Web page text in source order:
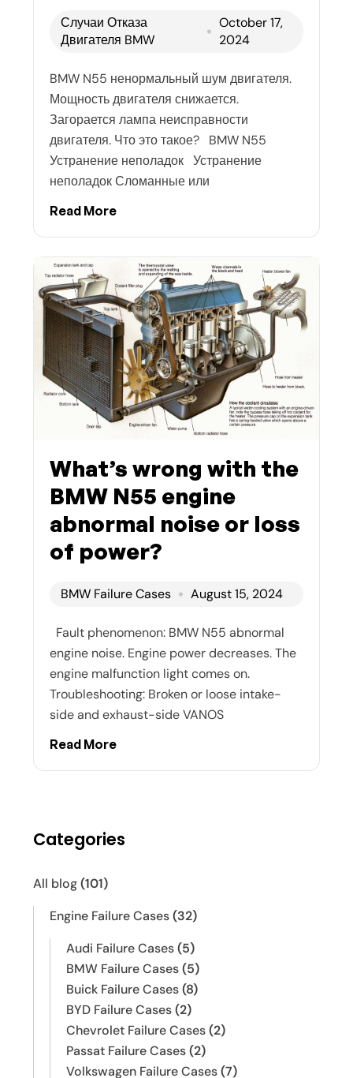
Случаи Отказа
Двигателя BMW
October 17,
2024
BMW N55 ненормальный шум двигателя.
Мощность двигателя снижается.
Загорается лампа неисправности
двигателя. Что это такое? BMW N55
Устранение неполадок Устранение
неполадок Сломанные или
Read More
What’s wrong with the
BMW N55 engine
abnormal noise or loss
of power?
BMW Failure Cases August 15, 2024
Fault phenomenon: BMW N55 abnormal
engine noise. Engine power decreases. The
engine malfunction light comes on.
Troubleshooting: Broken or loose intake-
side and exhaust-side VANOS
Read More
Categories
All blog(101)
Engine Failure Cases(32)
Audi Failure Cases(5)
BMW Failure Cases(5)
Buick Failure Cases(8)
BYD Failure Cases(2)
Chevrolet Failure Cases(2)
Passat Failure Cases(2)
Volkswagen Failure Cases(7)